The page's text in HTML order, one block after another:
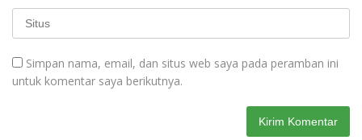
Simpan nama, email, dan situs web saya pada peramban ini
untuk komentar saya berikutnya.